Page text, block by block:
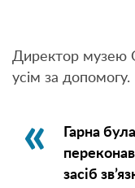
Директор музею
усім за допомогу.
Гарна
засіб